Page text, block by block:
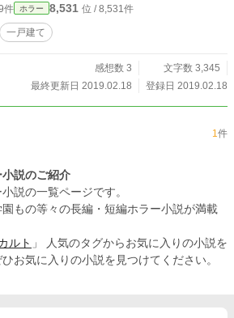
件 ホラー 8,531 位 / 8,531件
一戸建て
感想数 3
文字数 3,345
最終更新日 2019.02.18
登録日 2019.02.18
1件
説のご紹介
説の一覧ページです。
もの等々の長編・短編ホラー小説が満載
ルト 」 人気のタグからお気に入りの小説を
お気に入りの小説を見つけてください。